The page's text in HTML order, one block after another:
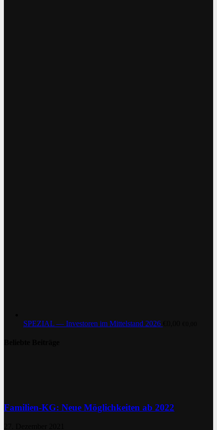
SPEZIAL — Investoren im Mittelstand 2026
Familien-KG: Neue Möglichkeiten ab 2022